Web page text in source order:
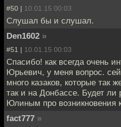
#50 | 10.01.15 00:03
Слушал бы и слушал.
Den1602 »
#51 | 10.01.15 00:03
Спасибо! как всегда очень
Юрьевич, у меня вопрос.
много казаков, которые так
так и на Донбассе. Будет ли
Юлиным про возникновения
fact777 »